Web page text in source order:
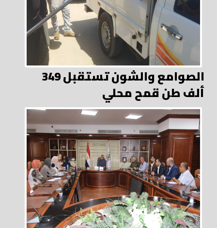
الصوامع والشون تستقبل 349
ألف طن قمح محلي